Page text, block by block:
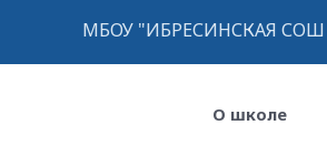
МБОУ "ИБРЕСИНСКАЯ
О школе